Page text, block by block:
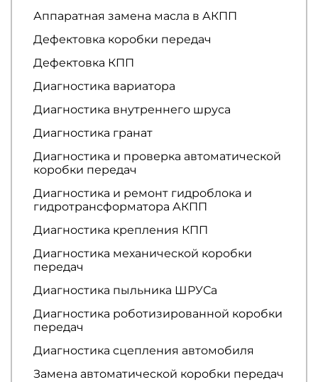
Аппаратная замена масла в АКПП
Дефектовка коробки передач
Дефектовка КПП
Диагностика вариатора
Диагностика внутреннего шруса
Диагностика гранат
Диагностика и проверка автоматической
коробки передач
Диагностика и ремонт гидроблока и
гидротрансформатора АКПП
Диагностика крепления КПП
Диагностика механической коробки
передач
Диагностика пыльника ШРУСа
Диагностика роботизированной коробки
передач
Диагностика сцепления автомобиля
Замена автоматической коробки передач